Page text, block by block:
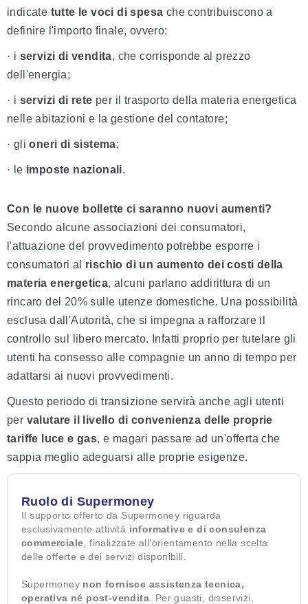
indicate tutte le voci di spesa che contribuiscono a
definire l'importo finale, ovvero:
· i servizi di vendita, che corrisponde al prezzo
dell'energia;
· i servizi di rete per il trasporto della materia energetica
nelle abitazioni e la gestione del contatore;
· glioneri di sistema;
· le imposte nazionali.
Con le nuove bollette ci saranno nuovi aumenti?
Secondo alcune associazioni dei consumatori,
l'attuazione del provvedimento potrebbe esporre i
consumatori al rischio di un aumento dei costi della
materia energetica, alcuni parlano addirittura di un
rincaro del 20% sulle utenze domestiche. Una possibilità
esclusa dall'Autorità, che si impegna a rafforzare il
controllo sul libero mercato. Infatti proprio per tutelare gli
utenti ha consesso alle compagnie un anno di tempo per
adattarsi ai nuovi provvedimenti.
Questo periodo di transizione servirà anche agli utenti
per valutare il livello di convenienza delle proprie
tariffe luce e gas, e magari passare ad un'offerta che
sappia meglio adeguarsi alle proprie esigenze.
Ruolo di Supermoney
Il supporto offerto da Supermoney riguarda
esclusivamente attività informative e di consulenza
commerciale , finalizzate all’orientamento nella scelta
delle offerte e dei servizi disponibili.
Supermoney non fornisce assistenza tecnica,
operativa né post-vendita . Per guasti, disservizi,